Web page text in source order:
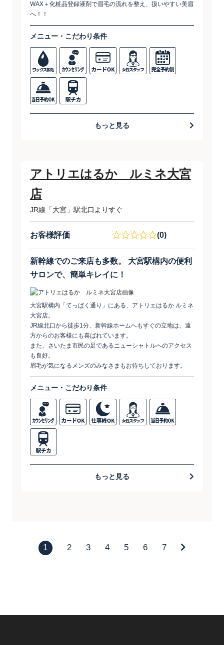
WAX＋化粧品登録液剤で眉毛の流れを整え、扱いやすい美眉
へ！！
メニュー・こだわり条件
もっと見る
アトリエはるか ルミネ大宮
店
JR線「大宮」駅北口よりすぐ
お客様評価 (0)
新幹線でのご来店も多数。 大宮駅構内の便利
サロンで、簡単キレイに！
大宮駅構内「てっぱく通り」にある、アトリエはるか ルミネ
大宮店。
JR線北口から徒歩1分、新幹線ホームへもすぐの立地は、遠
方からのお客様にも喜ばれています。
また、さいたま市民の足であるニューシャトルへのアクセス
も良好。
眉毛が気になるメンズのみなさまもお待ちしております。
メニュー・こだわり条件
もっと見る
1 2 3 4 5 6 7